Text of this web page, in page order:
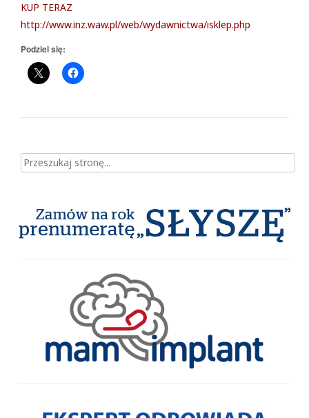
KUP TERAZ
http://www.inz.waw.pl/web/wydawnictwa/isklep.php
Podziel się:
Szukaj dla: